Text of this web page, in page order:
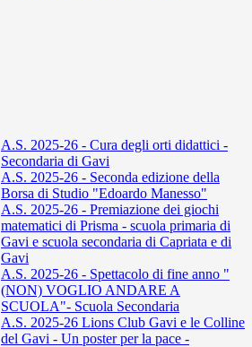
A.S. 2025-26 - Cura degli orti didattici -
Secondaria di Gavi
A.S. 2025-26 - Seconda edizione della
Borsa di Studio "Edoardo Manesso"
A.S. 2025-26 - Premiazione dei giochi
matematici di Prisma - scuola primaria di
Gavi e scuola secondaria di Capriata e di
Gavi
A.S. 2025-26 - Spettacolo di fine anno "
(NON) VOGLIO ANDARE A
SCUOLA"- Scuola Secondaria
A.S. 2025-26 Lions Club Gavi e le Colline
del Gavi - Un poster per la pace -